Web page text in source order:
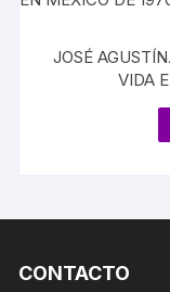
JOSÉ
VIDA
CONTACTO